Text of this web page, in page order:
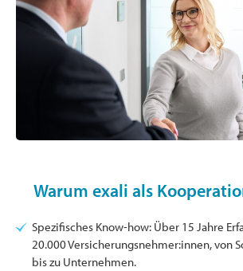
Warum exali als
Spezifisches Know-how: Über 15 Jahre
20.000 Versicherungsnehmer:innen, von
bis zu Unternehmen.